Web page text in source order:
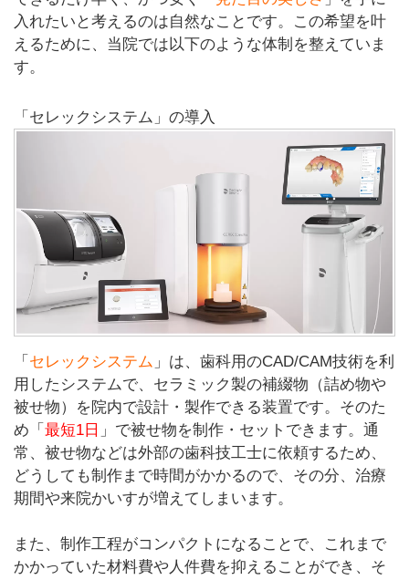
入れたいと考えるのは自然なことです。この希望を叶
えるために、当院では以下のような体制を整えていま
す。
「セレックシステム」の導入
「 セレックシステム 」は、歯科用のCAD/CAM技術を利
用したシステムで、セラミック製の補綴物（詰め物や
被せ物）を院内で設計・製作できる装置です。そのた
め「 最短1日 」で被せ物を制作・セットできます。通
常、被せ物などは外部の歯科技工士に依頼するため、
どうしても制作まで時間がかかるので、その分、治療
期間や来院かいすが増えてしまいます。
また、制作工程がコンパクトになることで、これまで
かかっていた材料費や人件費を抑えることができ、そ